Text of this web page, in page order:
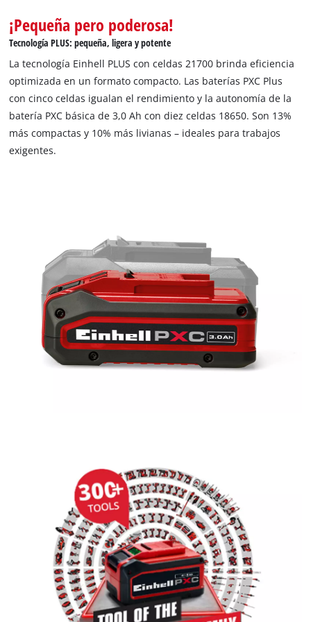
herramienta, el máximo tiempo de funcionamiento y una vida
útil prolongada. El nivel de carga actual puede comprobarse
diseñada para ser resistente al polvo, la corrosión y las
influencias mecánicas. El recubrimiento de goma proporciona
una alta protección contra impactos y un buen agarre. Una
cavidad de agarre facilita la extracción de la batería de
cualquier herramienta.
¡Pequeña pero poderosa!
Tecnología PLUS: pequeña, ligera y potente
La tecnología Einhell PLUS con celdas 21700 brinda eficiencia
optimizada en un formato compacto. Las baterías PXC Plus
con cinco celdas igualan el rendimiento y la autonomía de la
batería PXC básica de 3,0 Ah con diez celdas 18650. Son 13%
más compactas y 10% más livianas – ideales para trabajos
exigentes.